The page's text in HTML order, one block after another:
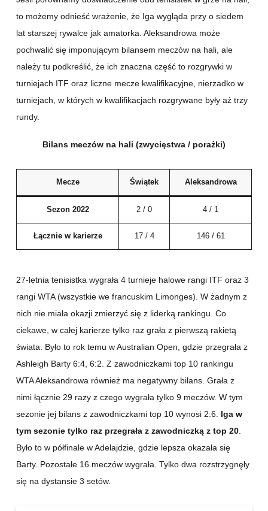
to możemy odnieść wrażenie, że Iga wygląda przy o siedem
lat starszej rywalce jak amatorka. Aleksandrowa może
pochwalić się imponującym bilansem meczów na hali, ale
należy tu podkreślić, że ich znaczna część to rozgrywki w
turniejach ITF oraz liczne mecze kwalifikacyjne, nierzadko w
turniejach, w których w kwalifikacjach rozgrywane były aż trzy
rundy.
Bilans meczów na hali (zwycięstwa / porażki)
Mecze Świątek Aleksandrowa
Sezon 2022 2 / 0 4 / 1
Łącznie w karierze 17 / 4 146 / 61
27-letnia tenisistka wygrała 4 turnieje halowe rangi ITF oraz 3
rangi WTA (wszystkie we francuskim Limonges). W żadnym z
nich nie miała okazji zmierzyć się z liderką rankingu. Co
ciekawe, w całej karierze tylko raz grała z pierwszą rakietą
świata. Było to rok temu w Australian Open, gdzie przegrała z
Ashleigh Barty 6:4, 6:2. Z zawodniczkami top 10 rankingu
WTA Aleksandrowa również ma negatywny bilans. Grała z
nimi łącznie 29 razy z czego wygrała tylko 9 meczów. W tym
sezonie jej bilans z zawodniczkami top 10 wynosi 2:6. Iga w
tym sezonie tylko raz przegrała z zawodniczką z top 20
Było to w półfinale w Adelajdzie, gdzie lepsza okazała się
Barty. Pozostałe 16 meczów wygrała. Tylko dwa rozstrzygnęły
się na dystansie 3 setów.